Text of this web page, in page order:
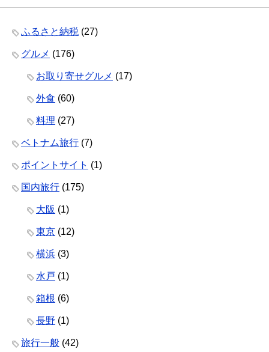
ふるさと納税 (27)
グルメ (176)
お取り寄せグルメ (17)
外食 (60)
料理 (27)
ベトナム旅行 (7)
ポイントサイト (1)
国内旅行 (175)
大阪 (1)
東京 (12)
横浜 (3)
水戸 (1)
箱根 (6)
長野 (1)
旅行一般 (42)